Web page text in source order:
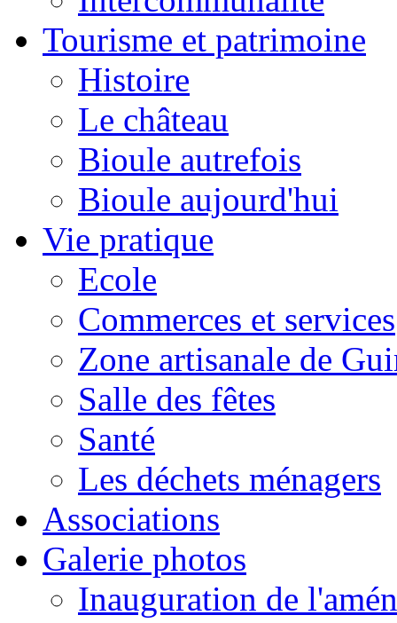
Tourisme et patrimoine
Histoire
Le château
Bioule autrefois
Bioule aujourd'hui
Vie pratique
Ecole
Commerces et services
Zone artisanale de
Salle des fêtes
Santé
Les déchets ménagers
Associations
Galerie photos
Inauguration de